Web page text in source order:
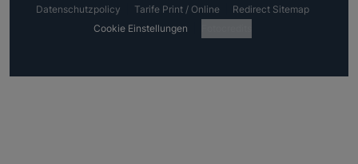
Datenschutzpolicy
Tarife Print / Online
Redirect Sitemap
Cookie Einstellungen